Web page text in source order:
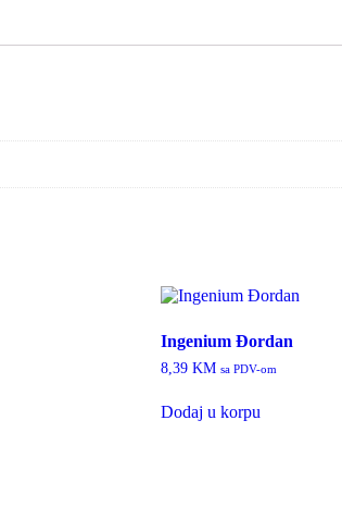
Ingenium Đordan
8,39KM sa PDV-om
Dodaj u korpu